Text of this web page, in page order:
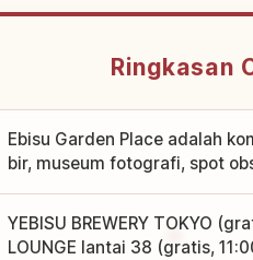
Ringkasan
Ebisu Garden Place adalah
bir, museum fotografi, spot
YEBISU BREWERY TOKYO
LOUNGE lantai 38 (gratis,